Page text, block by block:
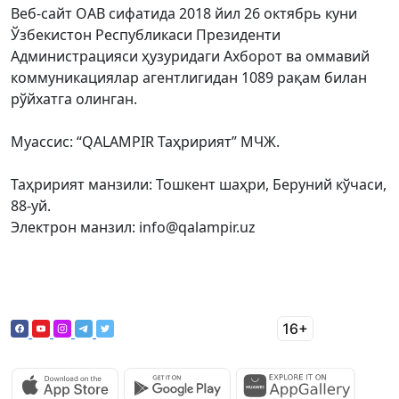
Веб-сайт ОАВ сифатида 2018 йил 26 октябрь куни
Ўзбекистон Республикаси Президенти
Администрацияси ҳузуридаги Ахборот ва оммавий
коммуникациялар агентлигидан 1089 рақам билан
рўйхатга олинган.
Муассис: “QALAMPIR Таҳририят” МЧЖ.
Таҳририят манзили: Тошкент шаҳри, Беруний кўчаси,
88-уй.
Электрон манзил: info@qalampir.uz